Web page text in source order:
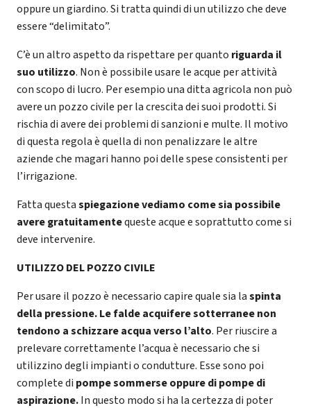
oppure un giardino. Si tratta quindi di un utilizzo che deve
essere “delimitato”.
C’è un altro aspetto da rispettare per quanto riguarda il
suo utilizzo. Non è possibile usare le acque per attività
con scopo di lucro. Per esempio una ditta agricola non può
avere un pozzo civile per la crescita dei suoi prodotti. Si
rischia di avere dei problemi di sanzioni e multe. Il motivo
di questa regola è quella di non penalizzare le altre
aziende che magari hanno poi delle spese consistenti per
l’irrigazione.
Fatta questaspiegazione vediamo come sia possibile
avere gratuitamentequeste acque e soprattutto come si
deve intervenire.
UTILIZZO DEL POZZO CIVILE
Per usare il pozzo è necessario capire quale sia laspinta
della pressione. Le falde acquifere sotterranee non
tendono a schizzare acqua verso l’alto. Per riuscire a
prelevare correttamente l’acqua è necessario che si
utilizzino degli impianti o condutture. Esse sono poi
complete di pompe sommerse oppure di pompe di
aspirazione.In questo modo si ha la certezza di poter